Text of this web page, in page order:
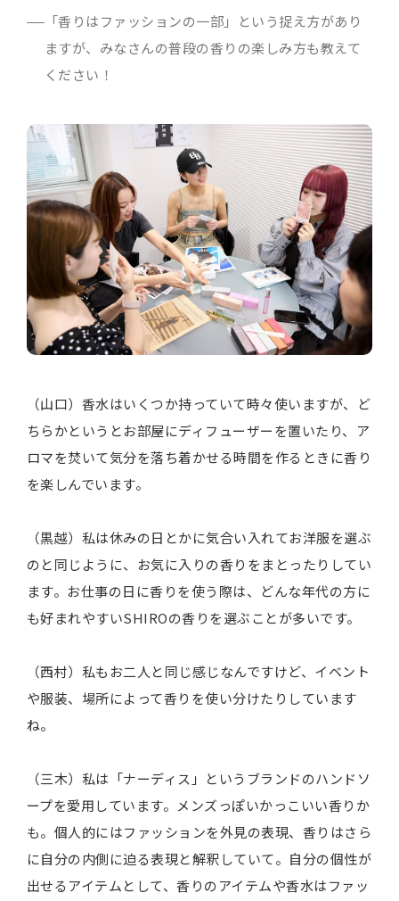
「香りはファッションの一部」という捉え方があり
ますが、みなさんの普段の香りの楽しみ方も教えて
ください！
（山口）香水はいくつか持っていて時々使いますが、ど
ちらかというとお部屋にディフューザーを置いたり、ア
ロマを焚いて気分を落ち着かせる時間を作るときに香り
を楽しんでいます。
（黒越）私は休みの日とかに気合い入れてお洋服を選ぶ
のと同じように、お気に入りの香りをまとったりしてい
ます。お仕事の日に香りを使う際は、どんな年代の方に
も好まれやすいSHIROの香りを選ぶことが多いです。
（西村）私もお二人と同じ感じなんですけど、イベント
や服装、場所によって香りを使い分けたりしています
ね。
（三木）私は「ナーディス」というブランドのハンドソ
ープを愛用しています。メンズっぽいかっこいい香りか
も。個人的にはファッションを外見の表現、香りはさら
に自分の内側に迫る表現と解釈していて。自分の個性が
出せるアイテムとして、香りのアイテムや香水はファッ